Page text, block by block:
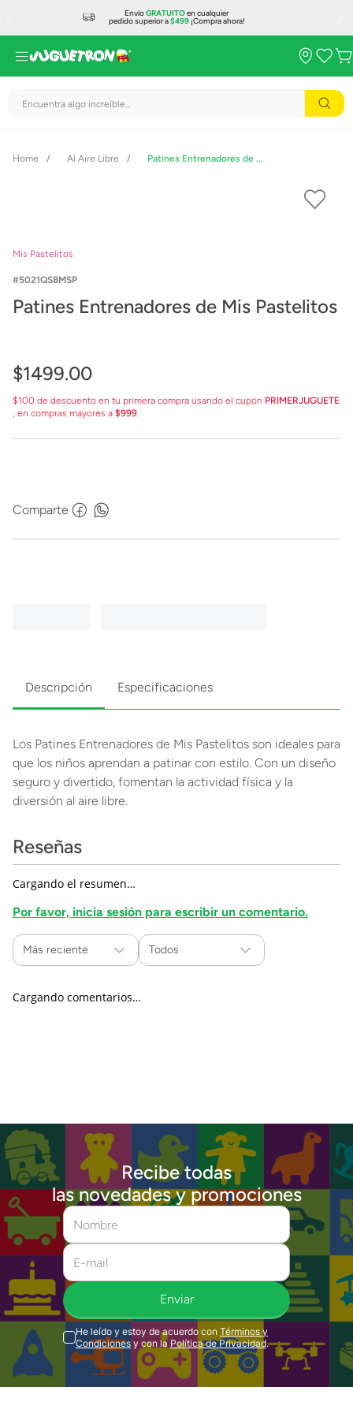
EnvíoGRATUITOen cualquier
pedido superior a$499¡Compra ahora!
Encuentra algo increíble...
Al Aire Libre Patines Entrenadores de Mis Pastelitos
Mis Pastelitos
5021QSBMSP
Patines Entrenadores de Mis Pastelitos
$1499.00
$100 de descuento en tu primera compra usando el cupón PRIMERJUGUETE
, en compras mayores a $999.
Comparte
Descripción Especificaciones
Los Patines Entrenadores de Mis Pastelitos son ideales para
que los niños aprendan a patinar con estilo. Con un diseño
seguro y divertido, fomentan la actividad física y la
diversión al aire libre.
Reseñas
Cargando el resumen…
Por favor, inicia sesión para escribir un comentario.
Más reciente Todos
Cargando comentarios…
Recibe todas
las novedades y promociones
Enviar
He leído y estoy de acuerdo con Términos y
Condiciones y con la Política de Privacidad.